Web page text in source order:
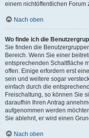
einem nichtöffentlichen Forum
Nach oben
Wo finde ich die
Sie finden die
Bereich. Wenn Sie einer
entsprechenden Schaltfläche
offen. Einige erfordern erst
sein und weitere sogar
einfach durch die
Freischaltung, so können Sie
daraufhin Ihren Antrag
aufgenommen werden
Sie ablehnt, er wird einen
Nach oben